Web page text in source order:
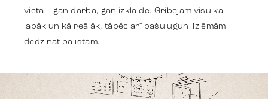
Trends
vietā – gan darbā, gan izklaidē. Gribējām visu kā
labāk un kā reālāk, tāpēc arī pašu uguni izlēmām
dedzināt pa īstam.